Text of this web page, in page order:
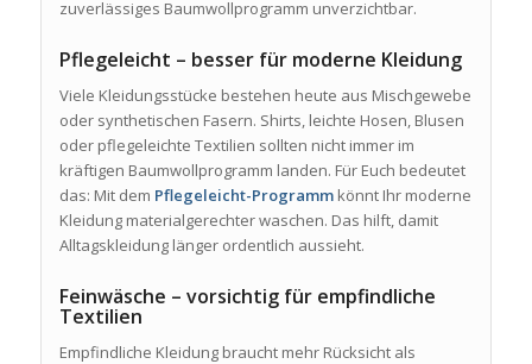
zuverlässiges Baumwollprogramm unverzichtbar.
Pflegeleicht – besser für moderne Kleidung
Viele Kleidungsstücke bestehen heute aus Mischgewebe
oder synthetischen Fasern. Shirts, leichte Hosen, Blusen
oder pflegeleichte Textilien sollten nicht immer im
kräftigen Baumwollprogramm landen. Für Euch bedeutet
das: Mit dem Pflegeleicht-Programmkönnt Ihr moderne
Kleidung materialgerechter waschen. Das hilft, damit
Alltagskleidung länger ordentlich aussieht.
Feinwäsche – vorsichtig für empfindliche
Textilien
Empfindliche Kleidung braucht mehr Rücksicht als